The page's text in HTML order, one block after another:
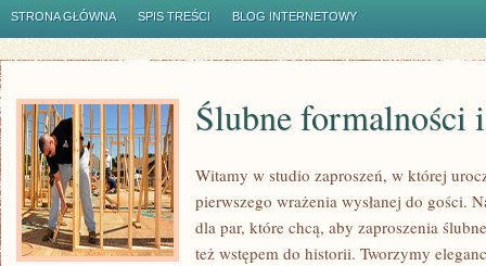
STRONA GŁÓWNA SPIS TREŚCI BLOG INTERNETOWY
Ślubne formalności
Witamy w studio zaproszeń, w której
pierwszego wrażenia wysłanej do gości.
dla par, które chcą, aby zaproszenia
też wstępem do historii. Tworzymy